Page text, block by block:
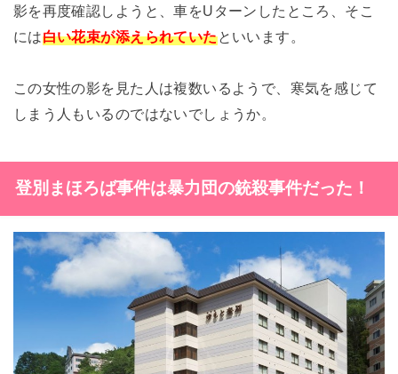
影を再度確認しようと、車をUターンしたところ、そこ
には白い花束が添えられていたといいます。
この女性の影を見た人は複数いるようで、寒気を感じて
しまう人もいるのではないでしょうか。
登別まほろば事件は暴力団の銃殺事件だった！